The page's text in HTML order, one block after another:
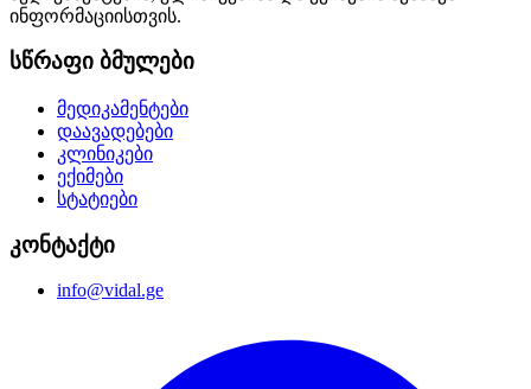
ინფორმაციისთვის.
სწრაფი ბმულები
მედიკამენტები
დაავადებები
კლინიკები
ექიმები
სტატიები
კონტაქტი
info@vidal.ge